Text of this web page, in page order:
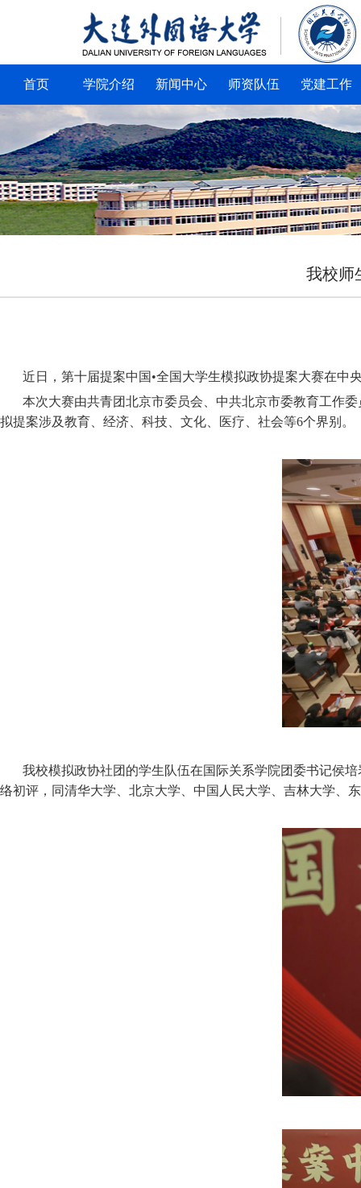
首页 学院介绍 新闻中心 师资队伍 党建工作
我校师
近日，第十届提案中国•全国大学生模拟政协提案大赛在
本次大赛由共青团北京市委员会、中共北京市委教育工作
拟提案涉及教育、经济、科技、文化、医疗、社会等6个界别。
我校模拟政协社团的学生队伍在国际关系学院团委书记侯
络初评，同清华大学、北京大学、中国人民大学、吉林大学、